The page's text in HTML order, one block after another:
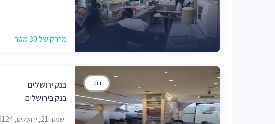
מרחק של 30 מטר
בנק
בנק ירושלים
בנק בירושלים
שמגר 21, ירושלים, 9446124